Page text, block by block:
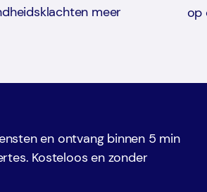
meer
op
en ontvang binnen 5 min
Kosteloos en zonder